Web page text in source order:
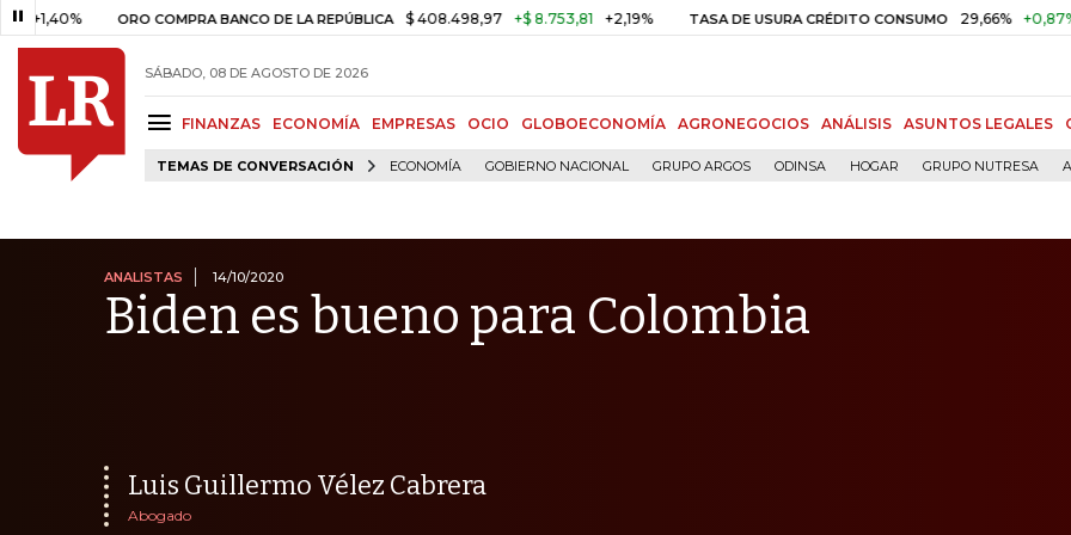
ORO COMPRA BANCO DE LA REPÚBLICA $ 408.498,97 +$ 8.753,81 +2,19% TASA DE USURA CRÉDITO CONSUMO 29,66% +0,87% +3,02%
SÁBADO, 08 DE AGOSTO DE 2026
FINANZAS ECONOMÍA EMPRESAS OCIO GLOBOECONOMÍA AGRONEGOCIOS ANÁLISIS ASUNTOS LEGALES
TEMAS DE CONVERSACIÓN ECONOMÍA GOBIERNO NACIONAL GRUPO ARGOS ODINSA HOGAR GRUPO NUTRESA
ANALISTAS 14/10/2020
Biden es bueno para Colombia
Luis Guillermo Vélez Cabrera
Abogado